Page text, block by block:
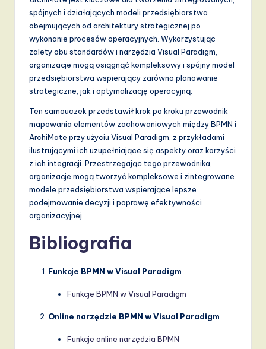
spójnych i działających modeli przedsiębiorstwa
obejmujących od architektury strategicznej po
wykonanie procesów operacyjnych. Wykorzystując
zalety obu standardów i narzędzia Visual Paradigm,
organizacje mogą osiągnąć kompleksowy i spójny model
przedsiębiorstwa wspierający zarówno planowanie
strategiczne, jak i optymalizację operacyjną.
Ten samouczek przedstawił krok po kroku przewodnik
mapowania elementów zachowaniowych między BPMN i
ArchiMate przy użyciu Visual Paradigm, z przykładami
ilustrującymi ich uzupełniające się aspekty oraz korzyści
z ich integracji. Przestrzegając tego przewodnika,
organizacje mogą tworzyć kompleksowe i zintegrowane
modele przedsiębiorstwa wspierające lepsze
podejmowanie decyzji i poprawę efektywności
organizacyjnej.
Bibliografia
Funkcje BPMN w Visual Paradigm
Funkcje BPMN w Visual Paradigm
Online narzędzie BPMN w Visual Paradigm
Funkcje online narzędzia BPMN